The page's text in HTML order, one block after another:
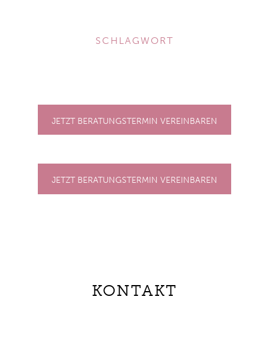
SCHLAGWORT
JETZT BERATUNGSTERMIN VEREINBAREN
JETZT BERATUNGSTERMIN VEREINBAREN
KONTAKT